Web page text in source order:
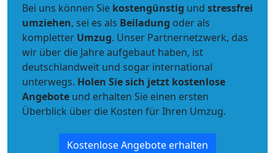
Bei uns können Sie kostengünstig und stressfrei
umziehen, sei es als Beiladung oder als
kompletter Umzug. Unser Partnernetzwerk, das
wir über die Jahre aufgebaut haben, ist
deutschlandweit und sogar international
unterwegs. Holen Sie sich jetzt kostenlose
Angebote und erhalten Sie einen ersten
Überblick über die Kosten für Ihren Umzug.
Kostenlose Angebote erhalten